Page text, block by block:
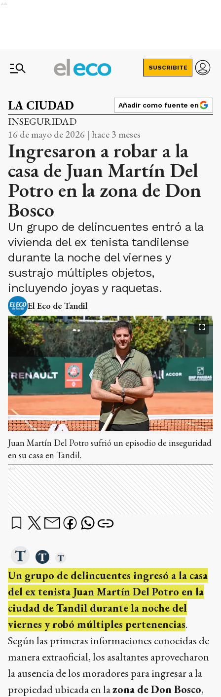
Ads
SUSCRIBITE
LA CIUDAD Añadir como fuente en
INSEGURIDAD
16 de mayo de 2026 | hace 3 meses
Ingresaron a robar a la
casa de Juan Martín Del
Potro en la zona de Don
Bosco
Un grupo de delincuentes entró a la
vivienda del ex tenista tandilense
durante la noche del viernes y
sustrajo múltiples objetos,
incluyendo joyas y raquetas.
El Eco de Tandil
Juan Martín Del Potro sufrió un episodio de inseguridad
en su casa en Tandil.
Ads
Un grupo de delincuentes ingresó a la casa
del ex tenista Juan Martín Del Potro en la
ciudad de Tandil durante la noche del
viernes y robó múltiples pertenencias.
Según las primeras informaciones conocidas de
manera extraoficial, los asaltantes aprovecharon
la ausencia de los moradores para ingresar a la
propiedad ubicada en lazona de Don Bosco,